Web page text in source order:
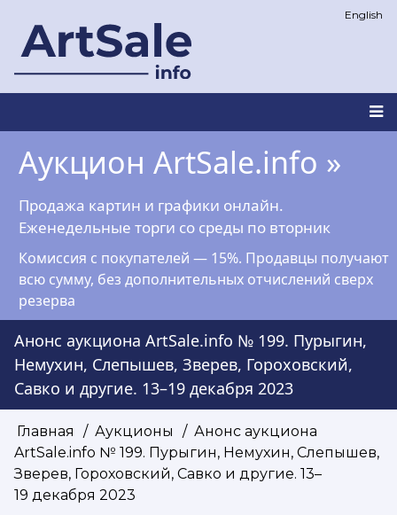
основному
English
Main
navigation
Аукцион ArtSale.info »
Продажа картин и графики онлайн.
Еженедельные торги со среды по вторник
Комиссия с покупателей — 15%. Продавцы получают
всю сумму, без дополнительных отчислений сверх
резерва
Анонс аукциона ArtSale.info № 199. Пурыгин,
Немухин, Слепышев, Зверев, Гороховский,
Савко и другие. 13–19 декабря 2023
Строка
навигации
Главная Аукционы
Анонс аукциона
ArtSale.info № 199. Пурыгин, Немухин, Слепышев,
Зверев, Гороховский, Савко и другие. 13–
19 декабря 2023